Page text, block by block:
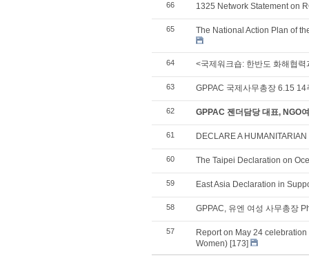
66 1325 Network Statement on
65 The National Action Plan of
64 <국제워크숍: 한반도 화해협
63 GPPAC 국제사무총장 6.15
62 GPPAC 젠더담당 대표, NGO
61 DECLARE A
60 The Taipei Declaration on
59 East Asia Declaration in
58 GPPAC, 유엔 여성 사무총장
57
Report on May 24
Women) [173]